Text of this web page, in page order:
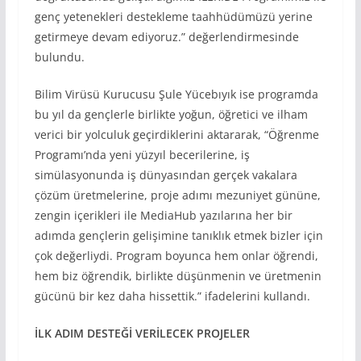
genç yetenekleri destekleme taahhüdümüzü yerine
getirmeye devam ediyoruz.” değerlendirmesinde
bulundu.
Bilim Virüsü Kurucusu Şule Yücebıyık ise programda
bu yıl da gençlerle birlikte yoğun, öğretici ve ilham
verici bir yolculuk geçirdiklerini aktararak, “Öğrenme
Programı’nda yeni yüzyıl becerilerine, iş
simülasyonunda iş dünyasından gerçek vakalara
çözüm üretmelerine, proje adımı mezuniyet gününe,
zengin içerikleri ile MediaHub yazılarına her bir
adımda gençlerin gelişimine tanıklık etmek bizler için
çok değerliydi. Program boyunca hem onlar öğrendi,
hem biz öğrendik, birlikte düşünmenin ve üretmenin
gücünü bir kez daha hissettik.” ifadelerini kullandı.
İLK ADIM DESTEĞİ VERİLECEKPROJELER